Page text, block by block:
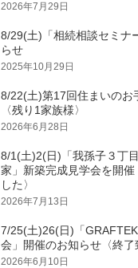
2026年7月29日
8/29(土)「相続相談セミナ
らせ
2025年10月29日
8/22(土)第17回住まいのお
〈残り1家族様〉
2026年6月28日
8/1(土)2(日)「我孫子３丁
家」新築完成見学会を開催
した〉
2026年7月13日
7/25(土)26(日)「
会」開催のお知らせ〈終了
2026年6月10日